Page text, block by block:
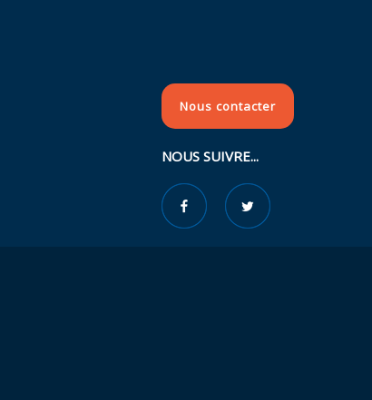
Nous contacter
NOUS SUIVRE...